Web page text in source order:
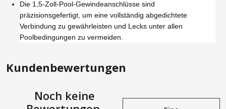
Die 1,5-Zoll-Pool-Gewindeanschlüsse sind
präzisionsgefertigt, um eine vollständig abgedichtete
Verbindung zu gewährleisten und Lecks unter allen
Poolbedingungen zu vermeiden.
Kundenbewertungen
Noch keine